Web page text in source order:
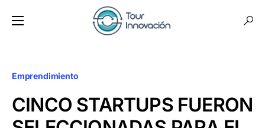
Emprendimiento
CINCO STARTUPS FUERON